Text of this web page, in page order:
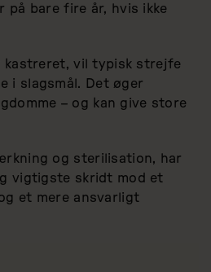
på bare fire år, hvis ikke
kastreret, vil typisk strejfe
i slagsmål. Det øger
– og kan give store
og sterilisation, har
vigtigste skridt mod et
et mere ansvarligt